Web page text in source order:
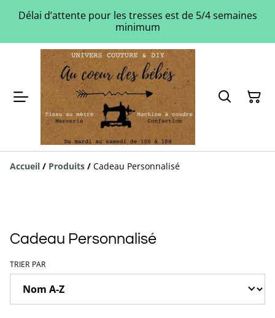
Délai d’attente pour les tresses est de 5/4 semaines
minimum
Accueil / Produits / Cadeau Personnalisé
Cadeau Personnalisé
TRIER PAR